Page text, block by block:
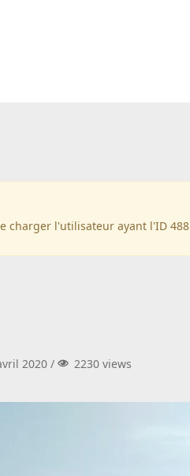
charger l'utilisateur ayant l'ID 488
2020 / 2230 views